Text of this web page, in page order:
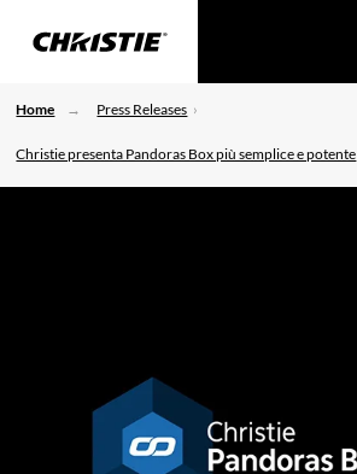
Home Press Releases
Christie presenta Pandoras Box più semplice e potente